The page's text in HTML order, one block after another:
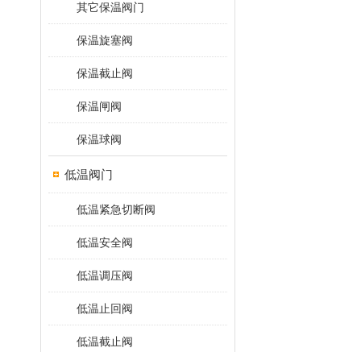
其它保温阀门
保温旋塞阀
保温截止阀
保温闸阀
保温球阀
低温阀门
低温紧急切断阀
低温安全阀
低温调压阀
低温止回阀
低温截止阀